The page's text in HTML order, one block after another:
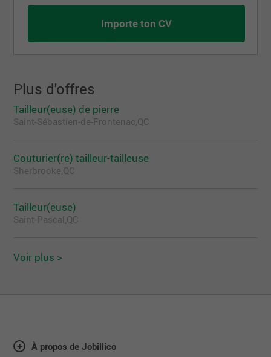
Importe ton CV
Plus d'offres
Tailleur(euse) de pierre
Saint-Sébastien-de-Frontenac,QC
Couturier(re) tailleur-tailleuse
Sherbrooke,QC
Tailleur(euse)
Saint-Pascal,QC
Voir plus >
À propos de Jobillico